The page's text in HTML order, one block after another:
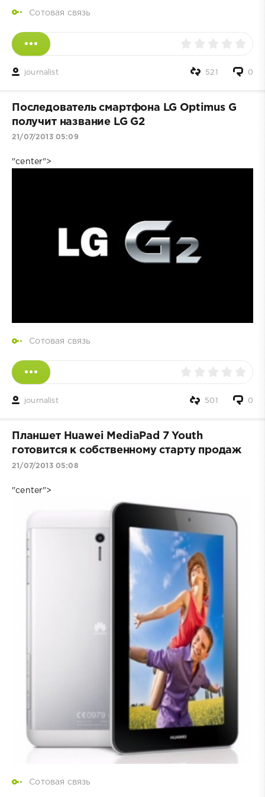
Сотовая связь
journalist 0
521
Последователь смартфона LG Optimus G
получит название LG G2
21/07/2013 05:09
"center">
Сотовая связь
journalist 0
501
Планшет Huawei MediaPad 7 Youth
готовится к собственному старту продаж
21/07/2013 05:08
"center">
Сотовая связь